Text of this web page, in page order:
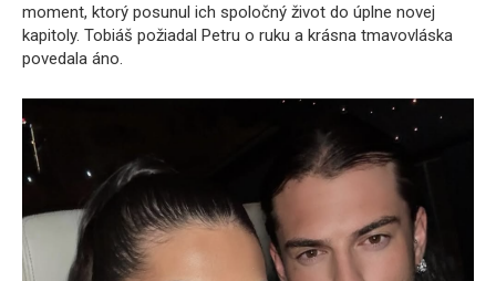
moment, ktorý posunul ich spoločný život do úplne novej
kapitoly. Tobiáš požiadal Petru o ruku a krásna tmavovláska
povedala áno.